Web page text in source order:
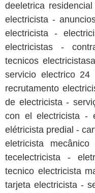
deeletrica
electricista -
electricista -
electricistas -
tecnicos
servicio electrico
recrutamento
de electricista -
con el electricista -
elétricista predial -
eletricista
tecelectricista -
tecnico electricista
tarjeta electricista -